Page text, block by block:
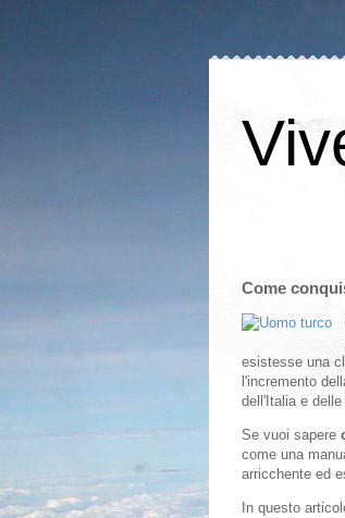
Come
esistesse una
l'incremento
dell'Italia e
Se vuoi sapere
come una
arricchente ed
In questo